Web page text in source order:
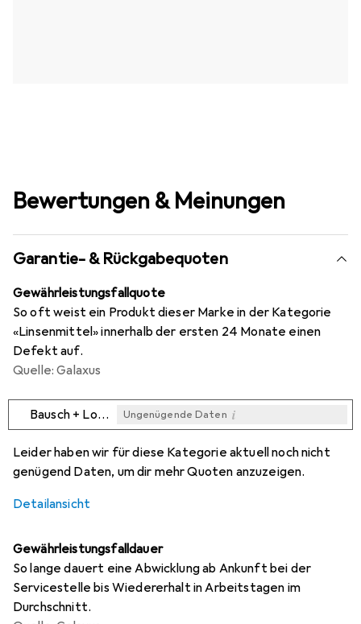
Bewertungen & Meinungen
Garantie- & Rückgabequoten
Gewährleistungsfallquote
So oft weist ein Produkt dieser Marke in der Kategorie
«Linsenmittel» innerhalb der ersten 24 Monate einen
Defekt auf.
Quelle: Galaxus
Bausch + Lomb Ungenügende Daten i
Leider haben wir für diese Kategorie aktuell noch nicht
genügend Daten, um dir mehr Quoten anzuzeigen.
Detailansicht
Gewährleistungsfalldauer
So lange dauert eine Abwicklung ab Ankunft bei der
Servicestelle bis Wiedererhalt in Arbeitstagen im
Durchschnitt.